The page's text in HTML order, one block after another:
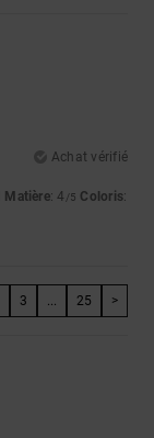
Achat vérifié
Matière: 4 /5 Coloris:
3 ... 25 >